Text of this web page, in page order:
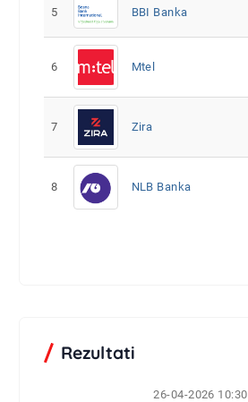
5 BBI Banka
6 Mtel
7 Zira
8 NLB Banka
Rezultati
26-04-2026 10:30